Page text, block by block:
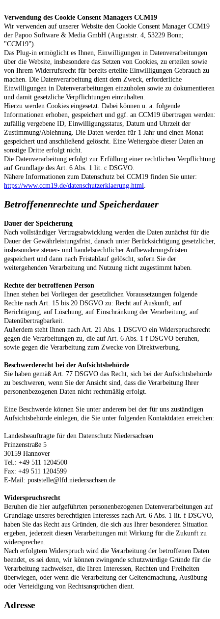
Verwendung des Cookie Consent Managers CCM19
Wir verwenden auf unserer Website den Cookie Consent Manager CCM19
der Papoo Software & Media GmbH (Auguststr. 4, 53229 Bonn;
"CCM19").
Das Plug-in ermöglicht es Ihnen, Einwilligungen in Datenverarbeitungen
über die Website, insbesondere das Setzen von Cookies, zu erteilen sowie
von Ihrem Widerrufsrecht für bereits erteilte Einwilligungen Gebrauch zu
machen. Die Datenverarbeitung dient dem Zweck, erforderliche
Einwilligungen in Datenverarbeitungen einzuholen sowie zu dokumentieren
und damit gesetzliche Verpflichtungen einzuhalten.
Hierzu werden Cookies eingesetzt. Dabei können u. a. folgende
Informationen erhoben, gespeichert und ggf. an CCM19 übertragen werden:
zufällig vergebene ID, Einwilligungsstatus, Datum und Uhrzeit der
Zustimmung/Ablehnung. Die Daten werden für 1 Jahr und einen Monat
gespeichert und anschließend gelöscht. Eine Weitergabe dieser Daten an
sonstige Dritte erfolgt nicht.
Die Datenverarbeitung erfolgt zur Erfüllung einer rechtlichen Verpflichtung
auf Grundlage des Art. 6 Abs. 1 lit. c DSGVO.
Nähere Informationen zum Datenschutz bei CCM19 finden Sie unter:
https://www.ccm19.de/datenschutzerklaerung.html
Betroffenenrechte und Speicherdauer
Dauer der Speicherung
Nach vollständiger Vertragsabwicklung werden die Daten zunächst für die
Dauer der Gewährleistungsfrist, danach unter Berücksichtigung gesetzlicher,
insbesondere steuer- und handelsrechtlicher Aufbewahrungsfristen
gespeichert und dann nach Fristablauf gelöscht, sofern Sie der
weitergehenden Verarbeitung und Nutzung nicht zugestimmt haben.
Rechte der betroffenen Person
Ihnen stehen bei Vorliegen der gesetzlichen Voraussetzungen folgende
Rechte nach Art. 15 bis 20 DSGVO zu: Recht auf Auskunft, auf
Berichtigung, auf Löschung, auf Einschränkung der Verarbeitung, auf
Datenübertragbarkeit.
Außerdem steht Ihnen nach Art. 21 Abs. 1 DSGVO ein Widerspruchsrecht
gegen die Verarbeitungen zu, die auf Art. 6 Abs. 1 f DSGVO beruhen,
sowie gegen die Verarbeitung zum Zwecke von Direktwerbung.
Beschwerderecht bei der Aufsichtsbehörde
Sie haben gemäß Art. 77 DSGVO das Recht, sich bei der Aufsichtsbehörde
zu beschweren, wenn Sie der Ansicht sind, dass die Verarbeitung Ihrer
personenbezogenen Daten nicht rechtmäßig erfolgt.
Eine Beschwerde können Sie unter anderem bei der für uns zuständigen
Aufsichtsbehörde einlegen, die Sie unter folgenden Kontaktdaten erreichen:
Landesbeauftragte für den Datenschutz Niedersachsen
Prinzenstraße 5
30159 Hannover
Tel.: +49 511 1204500
Fax: +49 511 1204599
E-Mail: poststelle@lfd.niedersachsen.de
Widerspruchsrecht
Beruhen die hier aufgeführten personenbezogenen Datenverarbeitungen auf
Grundlage unseres berechtigten Interesses nach Art. 6 Abs. 1 lit. f DSGVO,
haben Sie das Recht aus Gründen, die sich aus Ihrer besonderen Situation
ergeben, jederzeit diesen Verarbeitungen mit Wirkung für die Zukunft zu
widersprechen.
Nach erfolgtem Widerspruch wird die Verarbeitung der betroffenen Daten
beendet, es sei denn, wir können zwingende schutzwürdige Gründe für die
Verarbeitung nachweisen, die Ihren Interessen, Rechten und Freiheiten
überwiegen, oder wenn die Verarbeitung der Geltendmachung, Ausübung
oder Verteidigung von Rechtsansprüchen dient.
Adresse